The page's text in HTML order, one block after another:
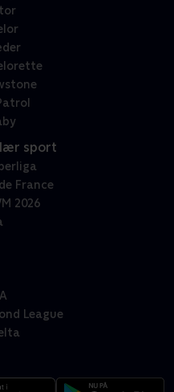
sport
France
2026
League